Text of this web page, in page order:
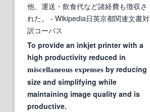
他、運送・飲食代など諸経費も徴収さ
れた。
- Wikipedia日英京都関連文書対
訳コーパス
To provide an inkjet printer with a
high productivity reduced in
miscellaneous expenses by reducing
size and simplifying while
maintaining image quality and is
productive.